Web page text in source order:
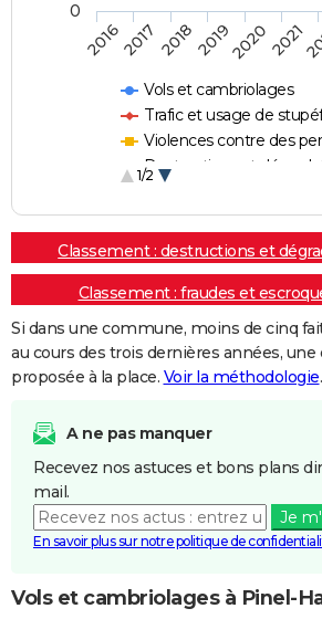
Vols et cambriolages
Trafic et usage de
Violences contre des
Destructions et
1/2
20162017 2018201920202021
0
Classement : destructions et
Classement : fraudes et
Si dans une commune, moins de cinq
au cours des trois dernières années,
proposée à la place. Voir la méthodologie.
A ne pas manquer
Recevez nos astuces et bons plans
mail.
Je
En savoir plus sur notre politique de
Vols et cambriolages à Pinel-